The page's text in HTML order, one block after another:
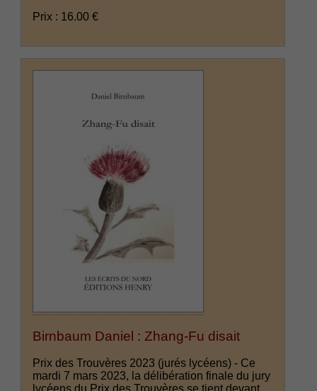
Prix : 16.00 €
Birnbaum Daniel : Zhang-Fu disait
Prix des Trouvères 2023 (jurés lycéens) - Ce
mardi 7 mars 2023, la délibération finale du jury